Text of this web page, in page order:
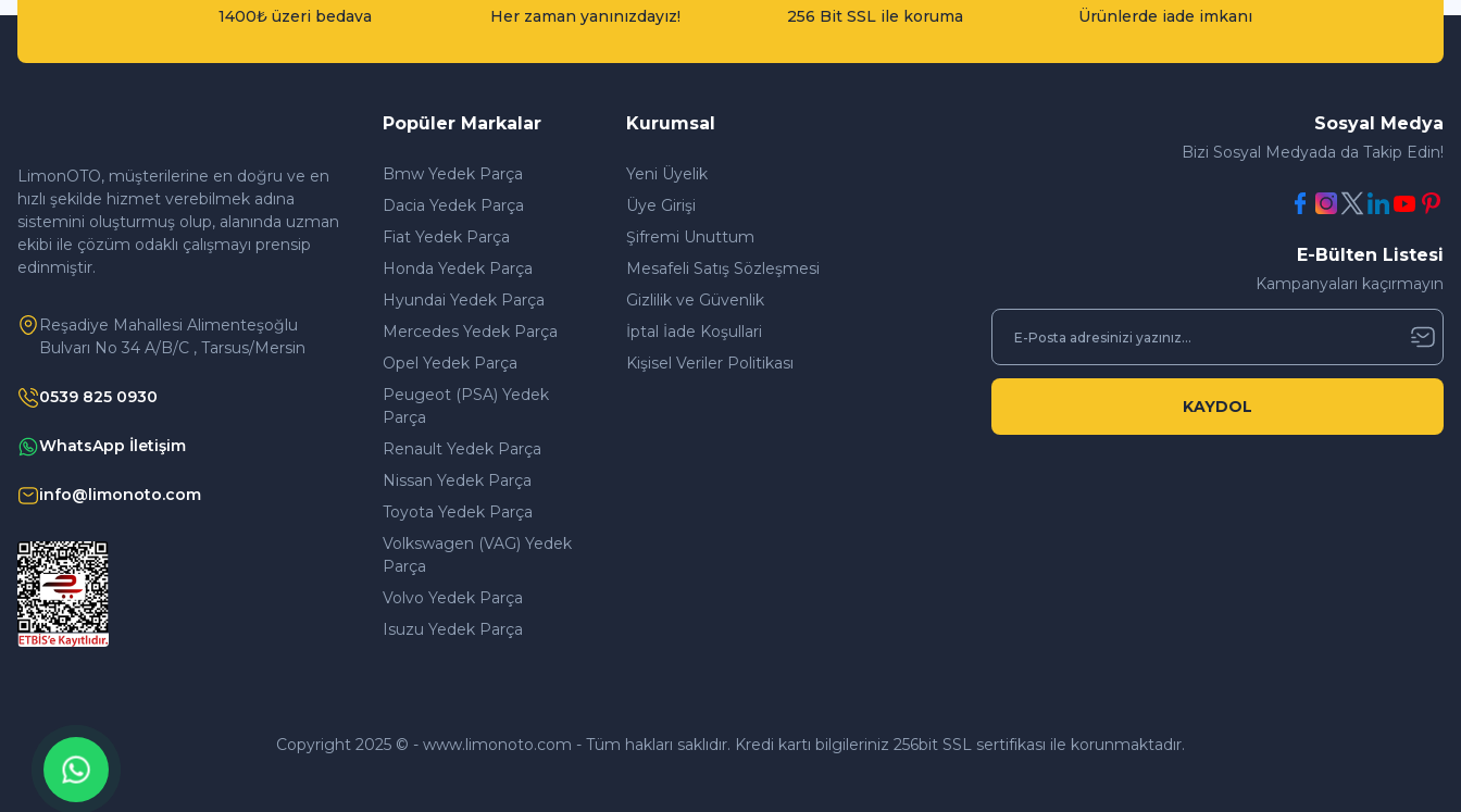
1400₺ üzeri bedava Her zaman yanınızdayız! 256 Bit SSL ile koruma Ürünlerde iade imkanı
LimonOTO, müşterilerine en doğru ve en
hızlı şekilde hizmet verebilmek adına
sistemini oluşturmuş olup, alanında uzman
ekibi ile çözüm odaklı çalışmayı prensip
edinmiştir.
Reşadiye Mahallesi Alimenteşoğlu
Bulvarı No 34 A/B/C , Tarsus/Mersin
0539 825 0930
WhatsApp İletişim
info@limonoto.com
Popüler Markalar
Bmw Yedek Parça
Dacia Yedek Parça
Fiat Yedek Parça
Honda Yedek Parça
Hyundai Yedek Parça
Mercedes Yedek Parça
Opel Yedek Parça
Peugeot (PSA) Yedek
Parça
Renault Yedek Parça
Nissan Yedek Parça
Toyota Yedek Parça
Volkswagen (VAG) Yedek
Parça
Volvo Yedek Parça
Isuzu Yedek Parça
Kurumsal
Yeni Üyelik
Üye Girişi
Şifremi Unuttum
Mesafeli Satış Sözleşmesi
Gizlilik ve Güvenlik
İptal İade Koşullari
Kişisel Veriler Politikası
Sosyal Medya
Bizi Sosyal Medyada da Takip Edin!
E-Bülten Listesi
Kampanyaları kaçırmayın
KAYDOL
Copyright 2025 © - www.limonoto.com - Tüm hakları saklıdır. Kredi kartı bilgileriniz 256bit SSL sertifikası ile korunmaktadır.